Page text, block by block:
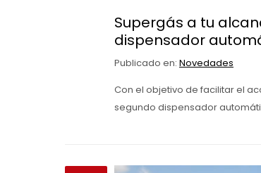
Supergás a tu
dispensador
Publicado en: Novedades
Con el objetivo de facilitar el
segundo dispensador